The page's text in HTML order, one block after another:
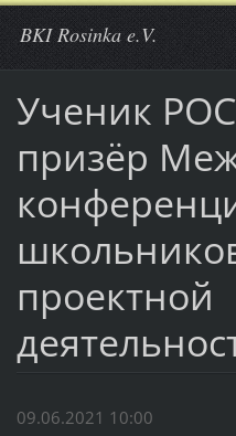
BKI Rosinka e.V.
Ученик
призёр
проектной
09.06.2021 10:00